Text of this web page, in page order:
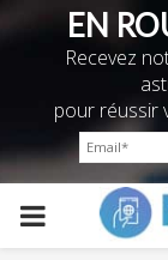
PRIMARY
EN
Recevez
pour réussir